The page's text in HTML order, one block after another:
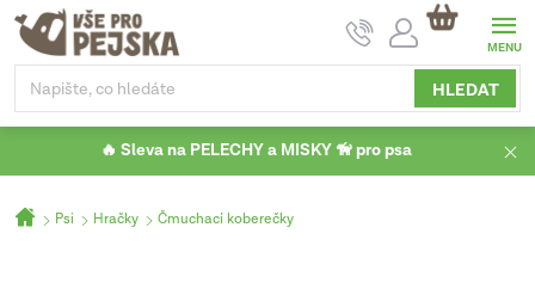
Přejít
obsah
HLEDAT
NÁKUPNÍ
KOŠÍK
🔥 Sleva na PELECHY a MISKY 🦮 pro psa
Domů
Psi Hračky Čmuchací koberečky